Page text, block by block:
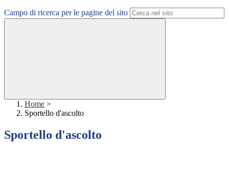
Campo di ricerca per le pagine del sito
Home >
Sportello d'ascolto
Sportello d'ascolto